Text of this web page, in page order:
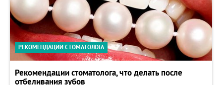
РЕКОМЕНДАЦИИ СТОМАТОЛОГА
Рекомендации стоматолога, что делать после
отбеливания зубов